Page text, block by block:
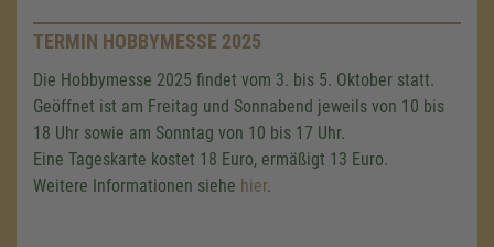
Akzeptieren
powered byUsercentrics Consent
Management Platform&eRecht24
TERMIN HOBBYMESSE 2025
Die Hobbymesse 2025 findet vom 3. bis 5. Oktober statt.
Geöffnet ist am Freitag und Sonnabend jeweils von 10 bis
18 Uhr sowie am Sonntag von 10 bis 17 Uhr.
Eine Tageskarte kostet 18 Euro, ermäßigt 13 Euro.
Weitere Informationen siehe hier.
Wir benötigen Ihre Zustimmung,
um den Google Maps-Service zu
laden!
Wir verwenden einen Service eines
Drittanbieters, um Karteninhalte einzubetten.